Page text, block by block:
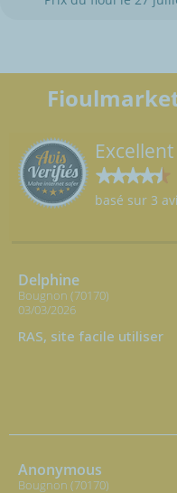
Excellent
basé sur 3
Delphine
Bougnon (70170)
03/03/2026
RAS, site facile utiliser
Anonymous
Bougnon (70170)